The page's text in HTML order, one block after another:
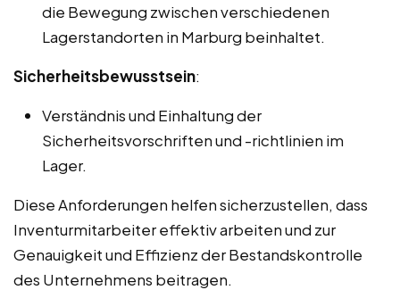
die Bewegung zwischen verschiedenen
Lagerstandorten in Marburg beinhaltet.
Sicherheitsbewusstsein:
Verständnis und Einhaltung der
Sicherheitsvorschriften und -richtlinien im
Lager.
Diese Anforderungen helfen sicherzustellen, dass
Inventurmitarbeiter effektiv arbeiten und zur
Genauigkeit und Effizienz der Bestandskontrolle
des Unternehmens beitragen.